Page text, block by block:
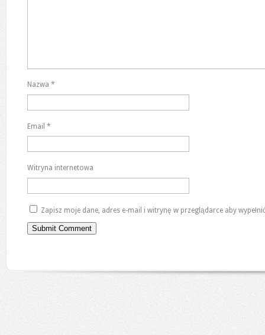
Nazwa *
Email *
Witryna internetowa
Zapisz moje dane, adres e-mail i witrynę w przeglądarce aby